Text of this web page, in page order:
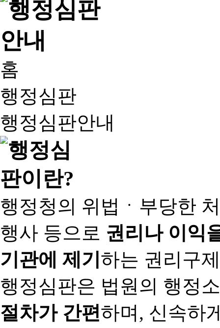
홈
행정심판
행정심판안내
행정청의 위법ㆍ부당한
행사 등으로 권리나 이익
기관에 제기하는 권리구
행정심판은 법원의 행정
절차가 간편하며, 신속하